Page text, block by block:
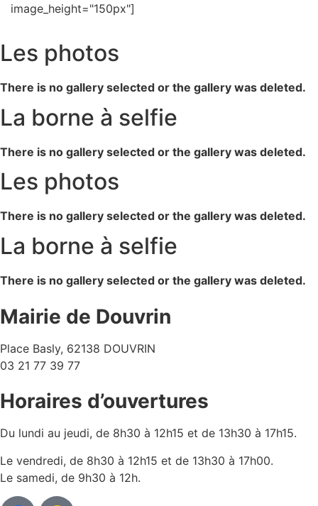
image_height="150px"]
Les photos
There is no gallery selected or the gallery was deleted.
La borne à selfie
There is no gallery selected or the gallery was deleted.
Les photos
There is no gallery selected or the gallery was deleted.
La borne à selfie
There is no gallery selected or the gallery was deleted.
Mairie de Douvrin
Place Basly, 62138 DOUVRIN
03 21 77 39 77
Horaires d’ouvertures
Du lundi au jeudi, de 8h30 à 12h15 et de 13h30 à 17h15.
Le vendredi, de 8h30 à 12h15 et de 13h30 à 17h00.
Le samedi, de 9h30 à 12h.